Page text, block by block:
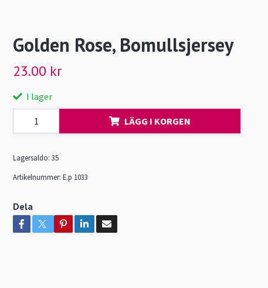
Golden Rose, Bomullsjersey
23.00 kr
I lager
LÄGG I KORGEN
Lagersaldo: 35
Artikelnummer: E.p 1033
Dela